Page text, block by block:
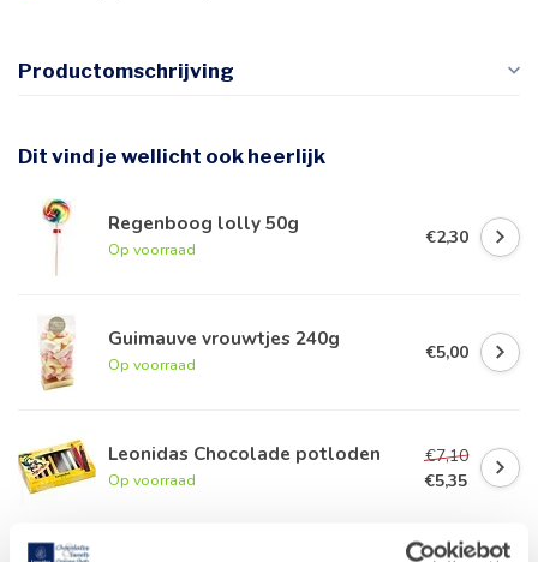
Productomschrijving
Dit vind je wellicht ook heerlijk
Regenboog lolly 50g
Op voorraad
€2,30
Guimauve vrouwtjes 240g
Op voorraad
€5,00
Leonidas Chocolade potloden
Op voorraad
€7,10
€5,35